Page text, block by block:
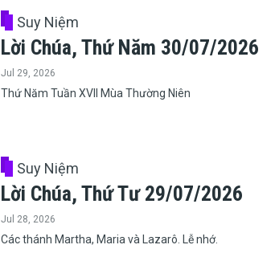
Suy Niệm
Lời Chúa, Thứ Năm 30/07/2026
Jul 29, 2026
Thứ Năm Tuần XVII Mùa Thường Niên
Suy Niệm
Lời Chúa, Thứ Tư 29/07/2026
Jul 28, 2026
Các thánh Martha, Maria và Lazarô. Lễ nhớ.